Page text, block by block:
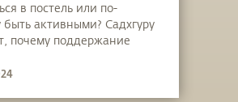
в постель или по-
активными? Садхгуру
почему поддержание